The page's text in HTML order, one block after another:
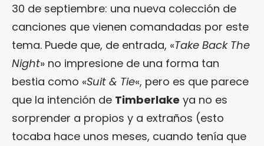
30 de septiembre: una nueva colección de
canciones que vienen comandadas por este
tema. Puede que, de entrada, «Take Back The
Night» no impresione de una forma tan
bestia como «Suit & Tie«, pero es que parece
que la intención de Timberlake ya no es
sorprender a propios y a extraños (esto
tocaba hace unos meses, cuando tenía que